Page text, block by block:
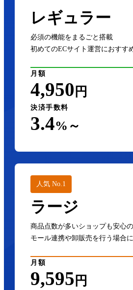
レギュラー
必須の機能をまるごと搭載
初めてのECサイト運営におすす
月額
4,950 円
決済手数料
3.4%～
人気 No.1
ラージ
商品点数が多いショップも安心
モール連携や卸販売を行う場合
月額
9,595 円